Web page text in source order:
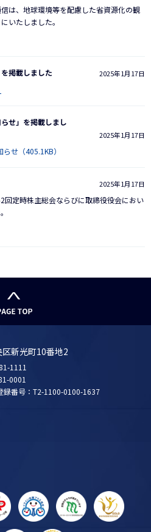
は、地球環境等を配慮した省資源化の観
いたしました。
掲載しました 2025年1月17日
せ」を掲載しまし
2025年1月17日
せ（405.1KB）
2025年1月17日
回定時株主総会ならびに取締役役会におい
新光町10番地2
1111
0001
録番号：T2-1100-0100-1637